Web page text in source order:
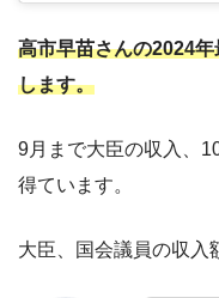
高市早苗さんの2024
します。
9月まで大臣の収入、
得ています。
大臣、国会議員の収入